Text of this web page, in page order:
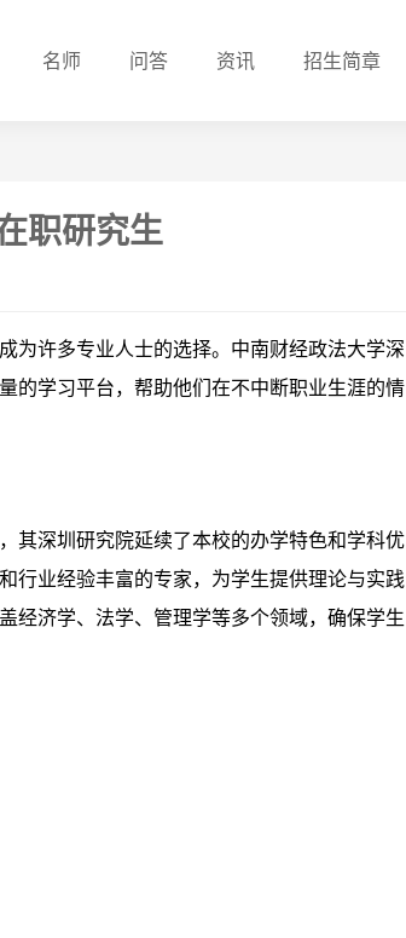
名师 问答 资讯 招生简章
职研究生
为许多专业人士的选择。中南财经政法大学深
的学习平台，帮助他们在不中断职业生涯的情
其深圳研究院延续了本校的办学特色和学科优
行业经验丰富的专家，为学生提供理论与实践
经济学、法学、管理学等多个领域，确保学生